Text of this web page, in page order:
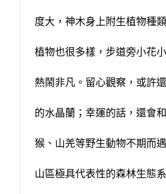
度大，神木身上附生植物種
植物也很多樣，步道旁小花
熱鬧非凡。留心觀察，或許
的水晶蘭；幸運的話，還會
猴、山羌等野生動物不期而
山區極具代表性的森林生態系